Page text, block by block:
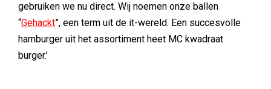
gebruiken we nu direct. Wij noemen onze ballen
“Gehackt”, een term uit de it-wereld. Een succesvolle
hamburger uit het assortiment heet MC kwadraat
burger.’